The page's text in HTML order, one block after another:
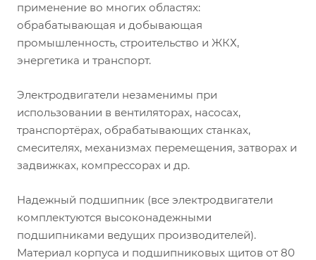
применение во многих областях:
обрабатывающая и добывающая
промышленность, строительство и ЖКХ,
энергетика и транспорт.
Электродвигатели незаменимы при
использовании в вентиляторах, насосах,
транспортёрах, обрабатывающих станках,
смесителях, механизмах перемещения, затворах и
задвижках, компрессорах и др.
Надежный подшипник (все электродвигатели
комплектуются высоконадежными
подшипниками ведущих производителей).
Материал корпуса и подшипниковых щитов от 80